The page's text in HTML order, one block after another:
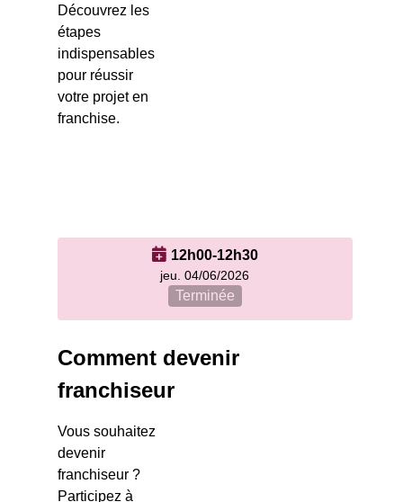
Découvrez les
étapes
indispensables
pour réussir
votre projet en
franchise.
12h00-12h30
jeu. 04/06/2026
Terminée
Comment devenir
franchiseur
Vous souhaitez
devenir
franchiseur ?
Participez à